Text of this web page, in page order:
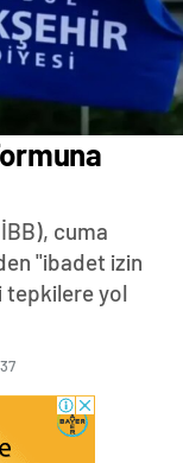
cuma
"ibadet izin
tepkilere yol